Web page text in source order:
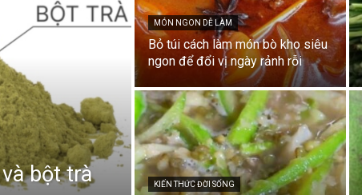
bột trà
MÓN NGON DỄ LÀM
Bỏ túi cách làm món bò kho siêu
ngon để đổi vị ngày rảnh rỗi
KIẾN THỨC ĐỜI SỐNG